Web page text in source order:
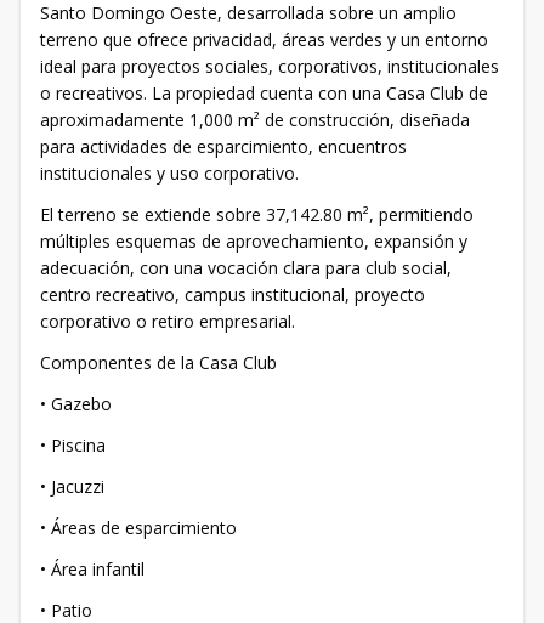
Santo Domingo Oeste, desarrollada sobre un amplio
terreno que ofrece privacidad, áreas verdes y un entorno
ideal para proyectos sociales, corporativos, institucionales
o recreativos. La propiedad cuenta con una Casa Club de
aproximadamente 1,000 m² de construcción, diseñada
para actividades de esparcimiento, encuentros
institucionales y uso corporativo.
El terreno se extiende sobre 37,142.80 m², permitiendo
múltiples esquemas de aprovechamiento, expansión y
adecuación, con una vocación clara para club social,
centro recreativo, campus institucional, proyecto
corporativo o retiro empresarial.
Componentes de la Casa Club
• Gazebo
• Piscina
• Jacuzzi
• Áreas de esparcimiento
• Área infantil
• Patio